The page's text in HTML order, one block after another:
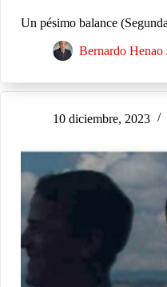
Un pésimo balance
Bernardo Henao
10 diciembre, 2023